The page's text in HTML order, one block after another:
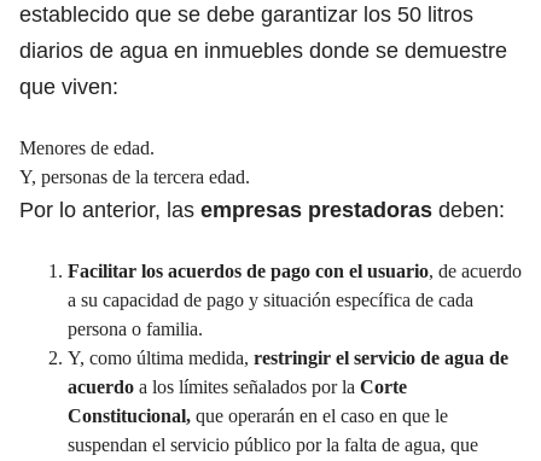
establecido que se debe garantizar los 50 litros
diarios de agua en inmuebles donde se demuestre
que viven:
Menores de edad.
Y, personas de la tercera edad.
Por lo anterior, las empresas prestadoras deben:
Facilitar los acuerdos de pago con el usuario, de acuerdo
a su capacidad de pago y situación específica de cada
persona o familia.
Y, como última medida, restringir el servicio de agua de
acuerdo a los límites señalados por la Corte
Constitucional, que operarán en el caso en que le
suspendan el servicio público por la falta de agua, que